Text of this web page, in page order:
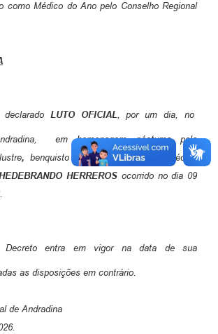
como Médico do Ano pelo Conselho Regional
declarado LUTO OFICIAL, por um dia, no
em homenagem póstuma pelo
, benquisto e honrado cidadão , Médico
HERREROS ocorrido no dia 09
Decreto entra em vigor na data de sua
as disposições em contrário.
de Andradina